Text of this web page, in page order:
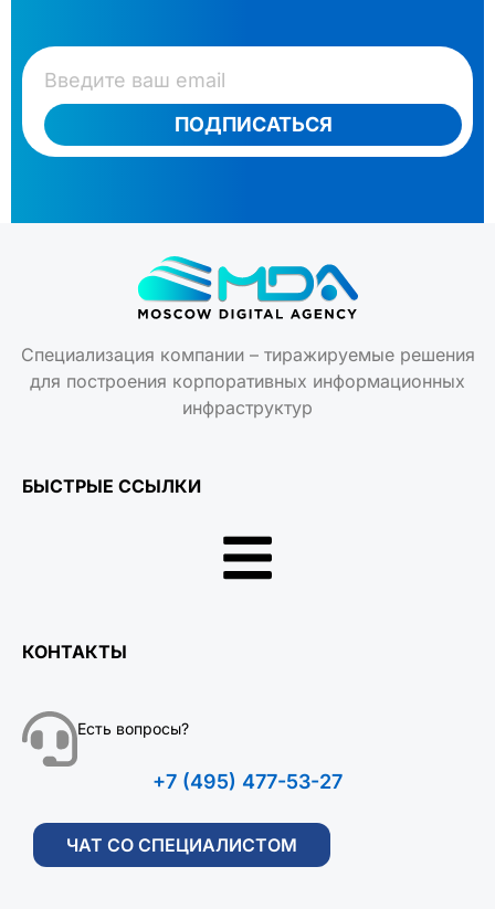
ПОДПИСАТЬСЯ
Специализация компании – тиражируемые решения
для построения корпоративных информационных
инфраструктур
БЫСТРЫЕ ССЫЛКИ
КОНТАКТЫ
Есть вопросы?
+7 (495) 477-53-27
ЧАТ СО СПЕЦИАЛИСТОМ